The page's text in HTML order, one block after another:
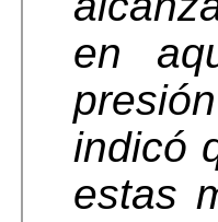
en
indicó
estas